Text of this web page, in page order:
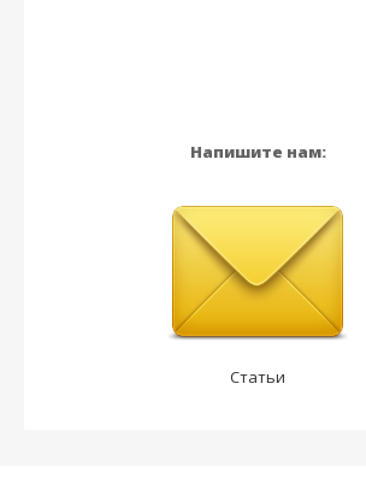
Напишите нам:
Статьи